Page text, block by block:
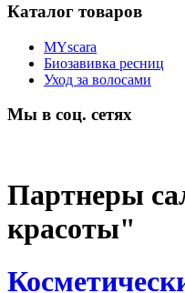
Каталог товаров
MYscara
Биозавивка ресниц
Уход за волосами
Мы в соц. сетях
Партнеры
красоты"